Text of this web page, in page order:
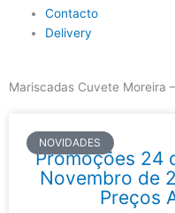
Contacto
Delivery
Mariscadas Cuvete Moreira
NOVIDADES
Promoções 24
Novembro de
Preços